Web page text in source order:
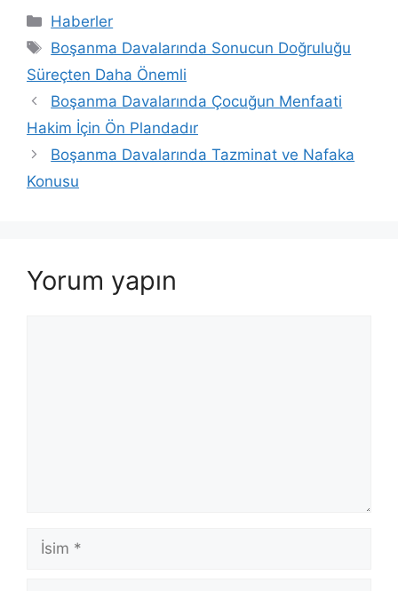
Kategoriler
Haberler
Etiketler
Boşanma Davalarında Sonucun Doğruluğu
Süreçten Daha Önemli
Boşanma Davalarında Çocuğun Menfaati
Hakim İçin Ön Plandadır
Boşanma Davalarında Tazminat ve Nafaka
Konusu
Yorum yapın
İsim